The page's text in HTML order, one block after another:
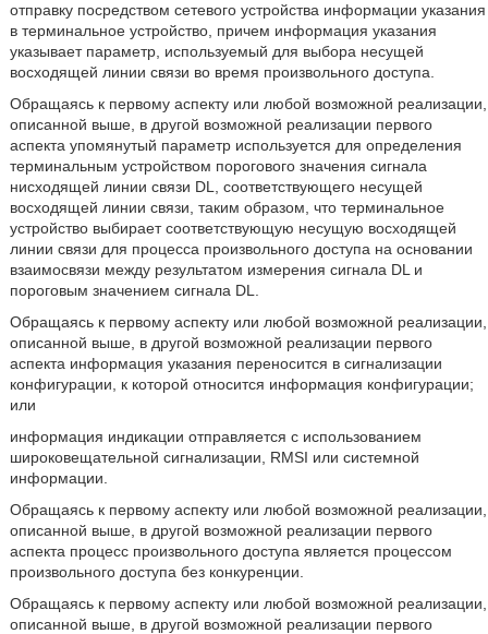
отправку посредством сетевого устройства информации указания
в терминальное устройство, причем информация указания
указывает параметр, используемый для выбора несущей
восходящей линии связи во время произвольного доступа.
Обращаясь к первому аспекту или любой возможной реализации,
описанной выше, в другой возможной реализации первого
аспекта упомянутый параметр используется для определения
терминальным устройством порогового значения сигнала
нисходящей линии связи DL, соответствующего несущей
восходящей линии связи, таким образом, что терминальное
устройство выбирает соответствующую несущую восходящей
линии связи для процесса произвольного доступа на основании
взаимосвязи между результатом измерения сигнала DL и
пороговым значением сигнала DL.
Обращаясь к первому аспекту или любой возможной реализации,
описанной выше, в другой возможной реализации первого
аспекта информация указания переносится в сигнализации
конфигурации, к которой относится информация конфигурации;
или
информация индикации отправляется с использованием
широковещательной сигнализации, RMSI или системной
информации.
Обращаясь к первому аспекту или любой возможной реализации,
описанной выше, в другой возможной реализации первого
аспекта процесс произвольного доступа является процессом
произвольного доступа без конкуренции.
Обращаясь к первому аспекту или любой возможной реализации,
описанной выше, в другой возможной реализации первого